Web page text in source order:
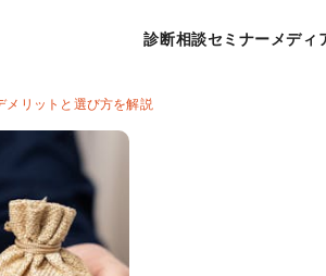
診断相談セミナーメディ
メリットと選び方を解説